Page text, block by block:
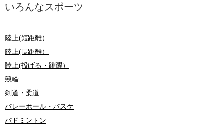
いろんなスポーツ
陸上(短距離）
陸上(長距離）
陸上(投げる・跳躍）
競輪
剣道・柔道
バレーボール・バスケ
バドミントン